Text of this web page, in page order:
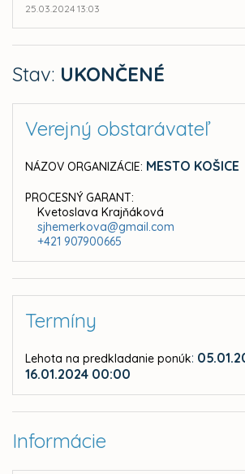
25.03.2024 13:03
Stav: UKONČENÉ
Verejný obstarávateľ
NÁZOV ORGANIZÁCIE: MESTO KOŠICE
PROCESNÝ GARANT:
Kvetoslava Krajňáková
sjhemerkova@gmail.com
+421 907900665
Termíny
Lehota na predkladanie ponúk:
16.01.2024 00:00
Informácie